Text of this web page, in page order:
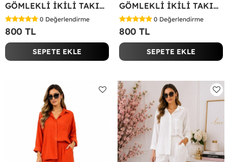
GÖMLEKLİ İKİLİ TAKIM Koyu Yeşil
0 Değerlendirme
800 TL
SEPETE EKLE
GÖMLEKLİ İKİLİ TAKIM Fuşya
0 Değerlendirme
800 TL
SEPETE EKLE